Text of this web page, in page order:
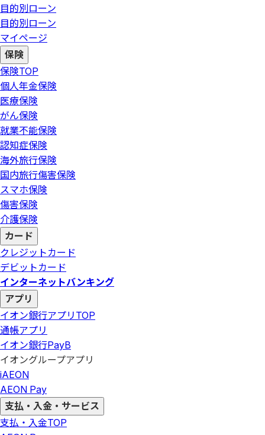
目的別ローン
目的別ローン
マイページ
保険
保険TOP
個人年金保険
医療保険
がん保険
就業不能保険
認知症保険
海外旅行保険
国内旅行傷害保険
スマホ保険
傷害保険
介護保険
カード
クレジットカード
デビットカード
インターネットバンキング
アプリ
イオン銀行アプリ TOP
通帳アプリ
イオン銀行PayB
イオングループアプリ
iAEON
AEON Pay
支払・入金・サービス
支払・入金TOP